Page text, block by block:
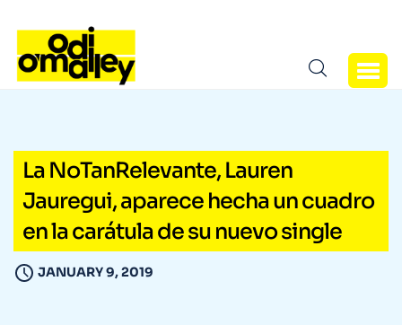
La NoTanRelevante, Lauren
Jauregui, aparece hecha un cuadro
en la carátula de su nuevo single
JANUARY 9, 2019